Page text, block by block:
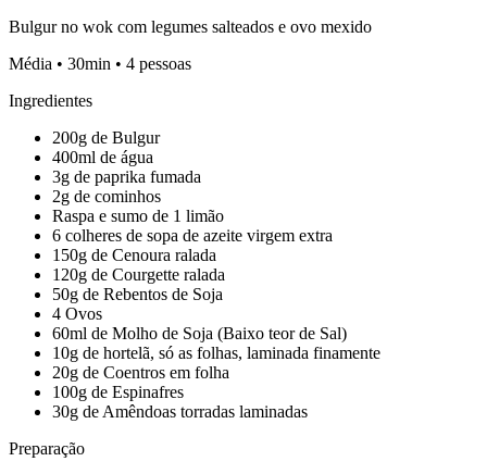
Bulgur no wok com legumes salteados e ovo mexido
Média • 30min • 4 pessoas
Ingredientes
200g de Bulgur
400ml de água
3g de paprika fumada
2g de cominhos
Raspa e sumo de 1 limão
6 colheres de sopa de azeite virgem extra
150g de Cenoura ralada
120g de Courgette ralada
50g de Rebentos de Soja
4 Ovos
60ml de Molho de Soja (Baixo teor de Sal)
10g de hortelã, só as folhas, laminada finamente
20g de Coentros em folha
100g de Espinafres
30g de Amêndoas torradas laminadas
Preparação